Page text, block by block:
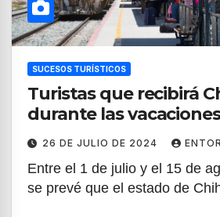
SUCESOS TURÍSTICOS
Turistas que recibirá
durante las
26 DE JULIO DE 2024
Entre el 1 de julio y el 15 de
se prevé que el estado de